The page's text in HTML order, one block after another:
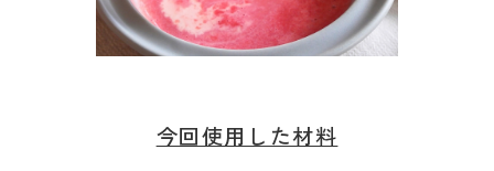
今回使用した材料